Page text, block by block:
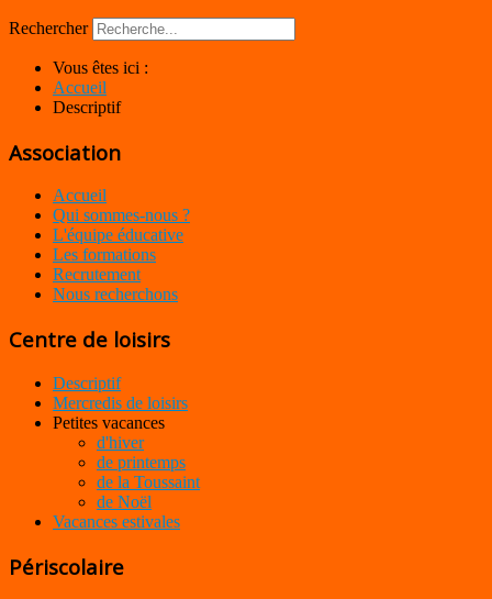
Rechercher
Vous êtes ici :
Accueil
Descriptif
Association
Accueil
Qui sommes-nous ?
L'équipe éducative
Les formations
Recrutement
Nous recherchons
Centre de loisirs
Descriptif
Mercredis de loisirs
Petites vacances
d'hiver
de printemps
de la Toussaint
de Noël
Vacances estivales
Périscolaire